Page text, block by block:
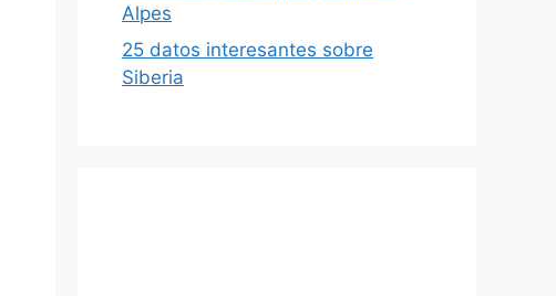
Alpes
25 datos interesantes sobre
Siberia